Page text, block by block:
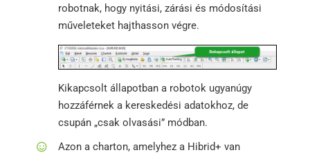
robotnak, hogy nyitási, zárási és módosítási
műveleteket hajthasson végre.
Kikapcsolt állapotban a robotok ugyanúgy
hozzáférnek a kereskedési adatokhoz, de
csupán „csak olvasási” módban.
Azon a charton, amelyhez a Hibrid+ van